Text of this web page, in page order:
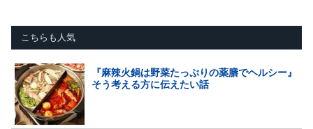
こちらも人気
『麻辣火鍋は野菜たっぷりの薬膳でヘルシー』
そう考える方に伝えたい話